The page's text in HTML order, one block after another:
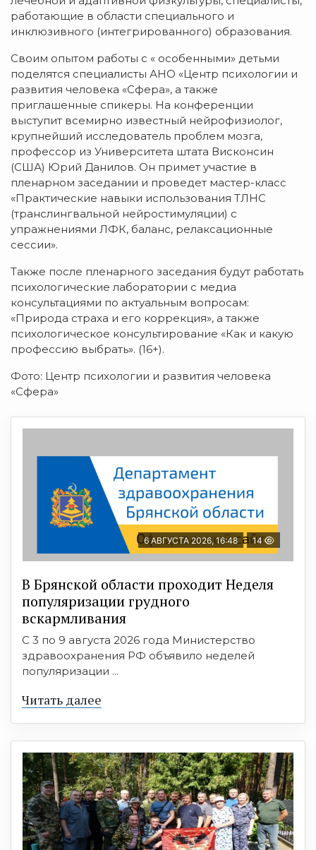
работающие в области специального и
инклюзивного (интегрированного) образования.
Своим опытом работы с « особенными» детьми
поделятся специалисты АНО «Центр психологии и
развития человека «Сфера», а также
приглашенные спикеры. На конференции
выступит всемирно известный нейрофизиолог,
крупнейший исследователь проблем мозга,
профессор из Университета штата Висконсин
(США) Юрий Данилов. Он примет участие в
пленарном заседании и проведет мастер-класс
«Практические навыки использования ТЛНС
(транслингвальной нейростимуляции) с
упражнениями ЛФК, баланс, релаксационные
сессии».
Также после пленарного заседания будут работать
психологические лаборатории с медиа
консультациями по актуальным вопросам:
«Природа страха и его коррекция», а также
психологическое консультирование «Как и какую
профессию выбрать». (16+).
Фото: Центр психологии и развития человека
«Сфера»
6 АВГУСТА 2026, 16:48 14
В Брянской области проходит Неделя
популяризации грудного
вскармливания
С 3 по 9 августа 2026 года Министерство
здравоохранения РФ объявило неделей
популяризации ...
Читать далее